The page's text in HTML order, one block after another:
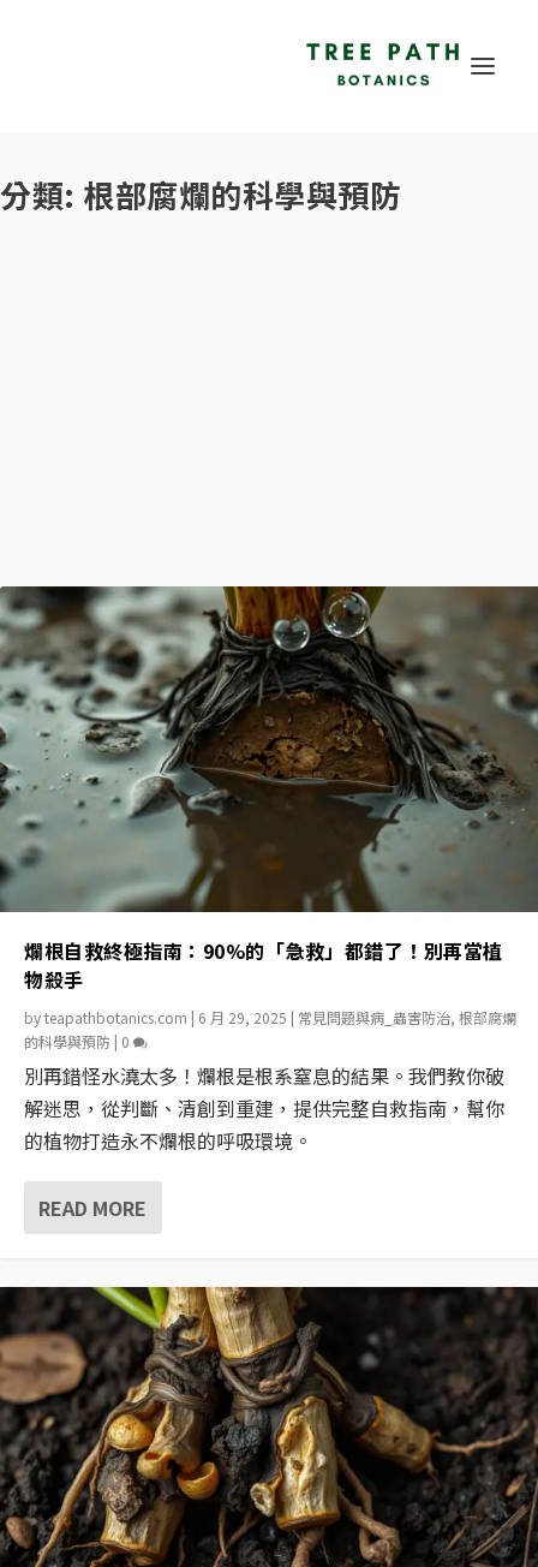
分類: 根部腐爛的科學與預防
爛根自救終極指南：90%的「急救」都錯了！別再當植
物殺手
byteapathbotanics.com | 6 月 29, 2025 | 常見問題與病_蟲害防治, 根部腐爛
的科學與預防 | 0
別再錯怪水澆太多！爛根是根系窒息的結果。我們教你破
解迷思，從判斷、清創到重建，提供完整自救指南，幫你
的植物打造永不爛根的呼吸環境。
READ MORE